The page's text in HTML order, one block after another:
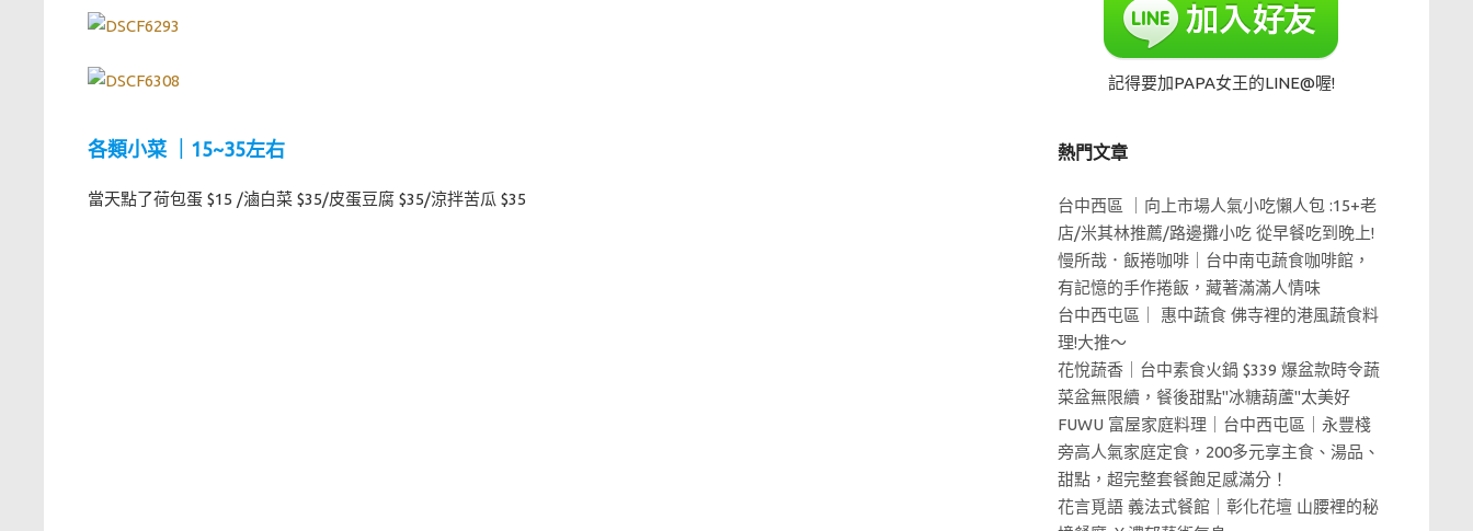
各類小菜 ｜15~35左右
當天點了荷包蛋 $15 /滷白菜 $35/皮蛋豆腐 $35/涼拌苦瓜 $35
記得要加PAPA女王的LINE@喔!
熱門文章
台中西區 ｜向上市場人氣小吃懶人包 :15+老
店/米其林推薦/路邊攤小吃 從早餐吃到晚上!
慢所哉．飯捲咖啡｜台中南屯蔬食咖啡館，
有記憶的手作捲飯，藏著滿滿人情味
台中西屯區｜ 惠中蔬食 佛寺裡的港風蔬食料
理!大推～
花悅蔬香｜台中素食火鍋 $339 爆盆款時令蔬
菜盆無限續，餐後甜點"冰糖葫蘆"太美好
FUWU 富屋家庭料理｜台中西屯區｜永豐棧
旁高人氣家庭定食，200多元享主食、湯品、
甜點，超完整套餐飽足感滿分！
花言覓語 義法式餐館｜彰化花壇 山腰裡的秘